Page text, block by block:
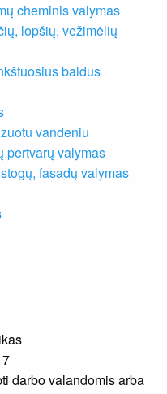
cheminis valymas
lopšių, vežimėlių
baldus
vandeniu
pertvarų valymas
fasadų valymas
darbo valandomis arba